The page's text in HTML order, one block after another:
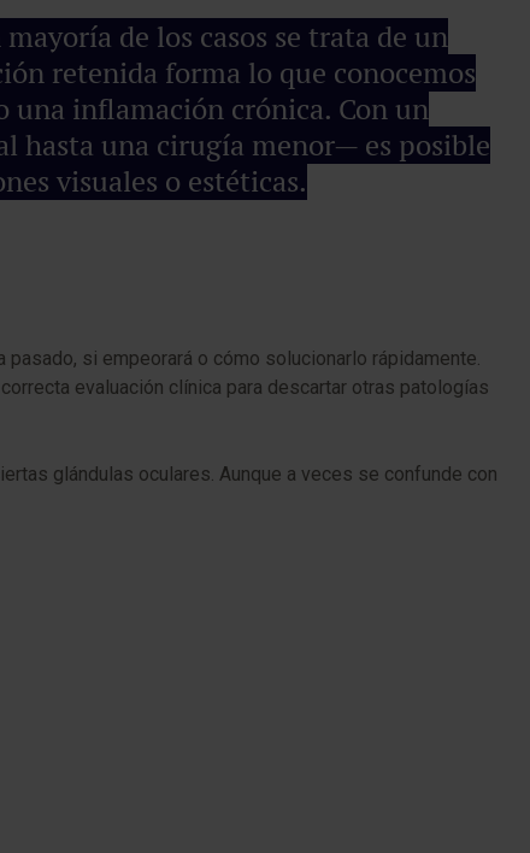
de los casos se trata de un
retenida forma lo que conocemos
una inflamación crónica. Con un
hasta una cirugía menor— es posible
visuales o estéticas.
si empeorará o cómo solucionarlo rápidamente.
evaluación clínica para descartar otras patologías
glándulas oculares. Aunque a veces se confunde con